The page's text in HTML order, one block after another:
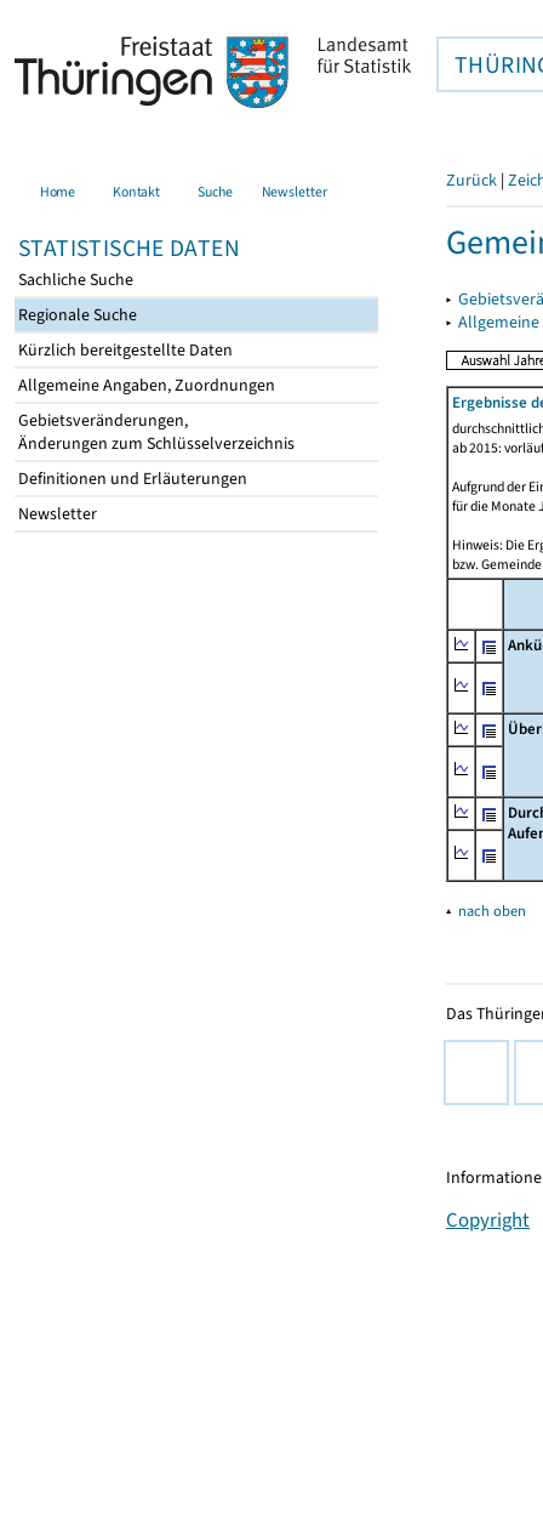
Home Kontakt Suche Newsletter
STATISTISCHE DATEN
Sachliche Suche
Regionale Suche
Kürzlich bereitgestellte Daten
Allgemeine Angaben, Zuordnungen
Gebietsveränderungen,
Änderungen zum Schlüsselverzeichnis
Definitionen und Erläuterungen
Newsletter
Zurück |
▸
▸
Ergebnisse
ab 2015:
Aufgrund der
für die Monate
Hinweis: Die
bzw.
▴ nach oben
Das
Copyright